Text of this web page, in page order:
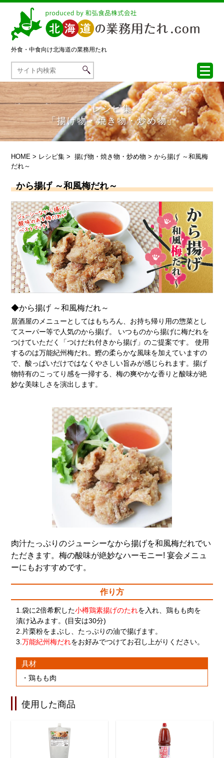
外食・中食向け北海道の業務用たれ
レシピ集
「揚げ物・焼き物・炒め物」
HOME > レシピ集 >揚げ物・焼き物・炒め物 > から揚げ ～和風梅
だれ～
から揚げ ～和風梅だれ～
◆から揚げ ～和風梅だれ～
居酒屋のメニューとしてはもちろん、お持ち帰り用の惣菜とし
てスーパー等で人気のから揚げ。 いつものから揚げに梅だれを
つけていただく「つけだれ付きから揚げ」のご提案です。 使用
するのは万能紀州梅だれ。鰹の柔らかな風味を加えていますの
で、酸っぱいだけではなくやさしい旨みが感じられます。揚げ
物特有のこってり感を一掃する、梅の爽やかな香りと酸味が絶
妙な美味しさを演出します。
肉汁たっぷりのジューシーなから揚げを和風梅だれでい
ただきます。梅の酸味が絶妙なハーモニー! 宴会メニュ
ーにもおすすめです。
作り方
1.袋に2倍希釈した小樽鶏素揚げのたれを入れ、鶏もも肉を
漬け込みます。(目安は30分)
2.片栗粉をまぶし、たっぷりの油で揚げます。
3.万能紀州梅だれをお好みでつけてお召し上がりください。
具材
・鶏もも肉
使用した商品